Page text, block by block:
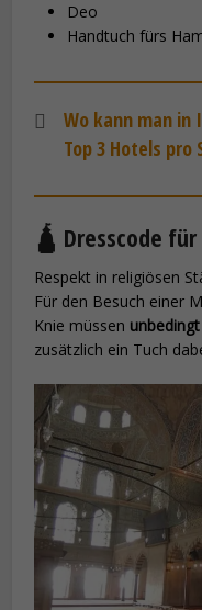
Deo
Handtuch fürs
Wo kann man in
Top 3 Hotels
🛕 Dresscode
Respekt in religiösen
Für den Besuch einer
Knie müssen
zusätzlich ein Tuch